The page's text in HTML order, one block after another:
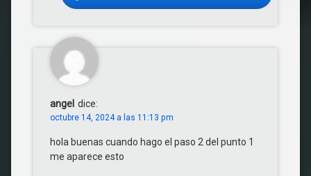
angel dice:
octubre 14, 2024 a las 11:13 pm
hola buenas cuando hago el paso 2 del punto 1
me aparece esto